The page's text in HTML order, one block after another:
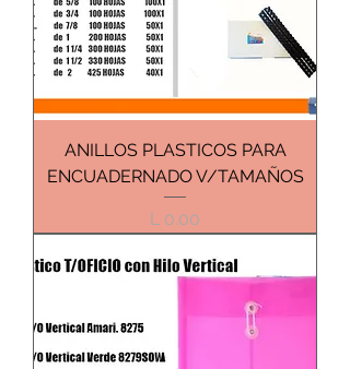
ANILLOS PLASTICOS PARA
ENCUADERNADO V/TAMAÑOS
Precio
L 0.00